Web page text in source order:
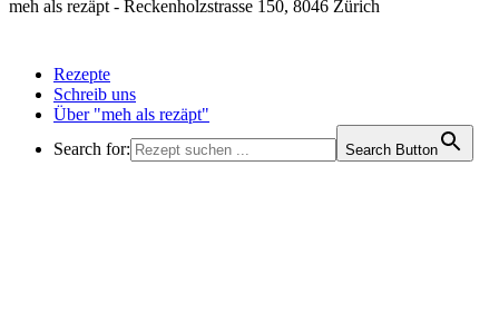
meh als rezäpt - Reckenholzstrasse 150, 8046 Zürich
Rezepte
Schreib uns
Über "meh als rezäpt"
Search for:
Search Button